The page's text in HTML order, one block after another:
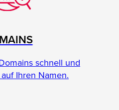
schnell und
Ihren Namen.